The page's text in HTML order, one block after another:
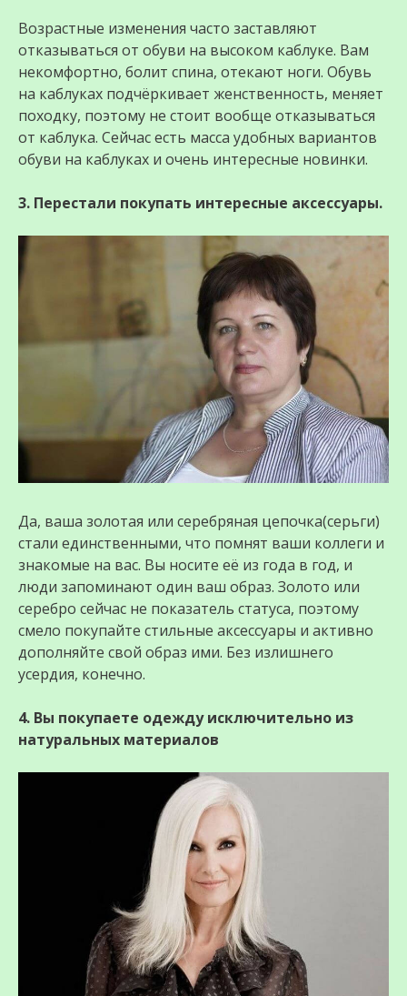
Возрастные изменения часто заставляют
отказываться от обуви на высоком каблуке. Вам
некомфортно, болит спина, отекают ноги. Обувь
на каблуках подчёркивает женственность, меняет
походку, поэтому не стоит вообще отказываться
от каблука. Сейчас есть масса удобных вариантов
обуви на каблуках и очень интересные новинки.
3. Перестали покупать интересные аксессуары.
Да, ваша золотая или серебряная цепочка(серьги)
стали единственными, что помнят ваши коллеги и
знакомые на вас. Вы носите её из года в год, и
люди запоминают один ваш образ. Золото или
серебро сейчас не показатель статуса, поэтому
смело покупайте стильные аксессуары и активно
дополняйте свой образ ими. Без излишнего
усердия, конечно.
4. Вы покупаете одежду исключительно из
натуральных материалов